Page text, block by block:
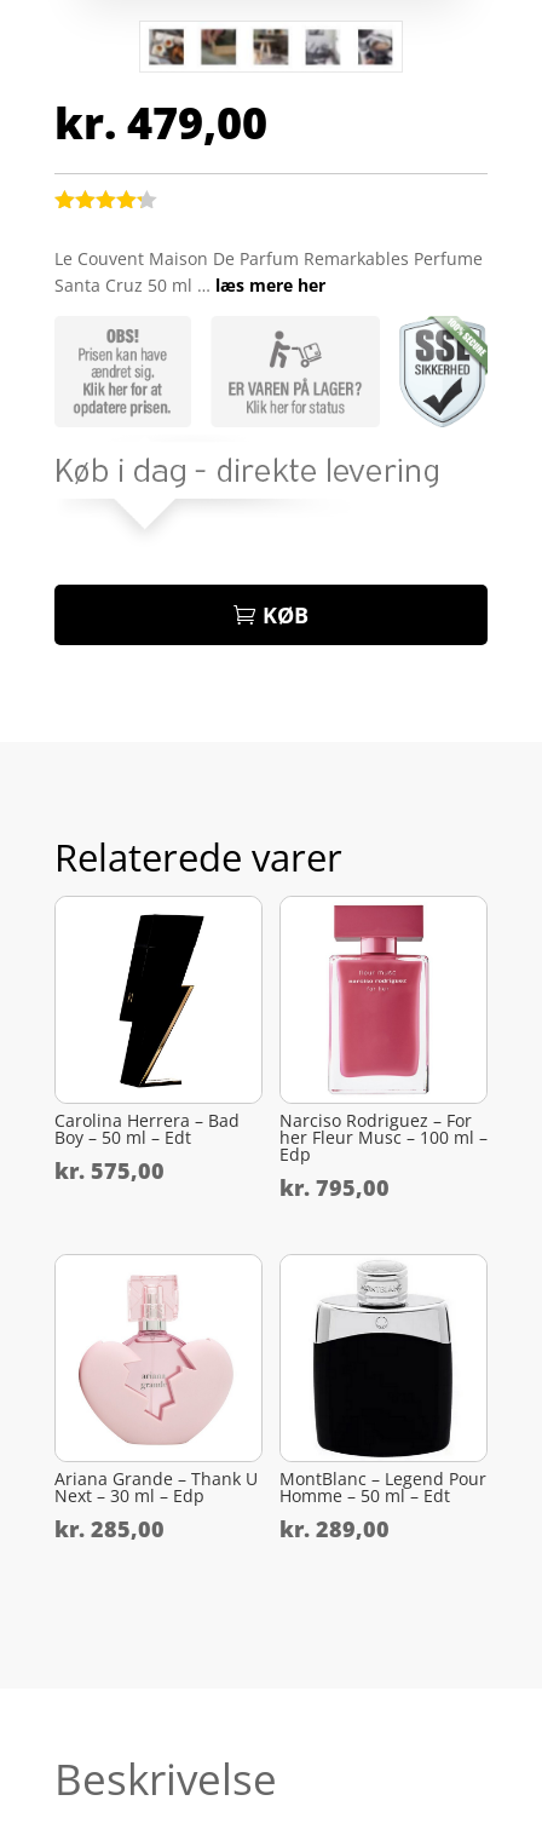
kr. 479,00
ud af 5
baseret
mmelser
Le Couvent Maison De Parfum Remarkables Perfume
Santa Cruz 50 ml … læs mere her
KØB
Relaterede varer
Carolina Herrera – Bad
Boy – 50 ml – Edt
kr.575,00
Narciso Rodriguez – For
her Fleur Musc – 100 ml –
Edp
kr. 795,00
Ariana Grande – Thank U
Next – 30 ml – Edp
kr.285,00
MontBlanc – Legend Pour
Homme – 50 ml – Edt
kr. 289,00
Beskrivelse